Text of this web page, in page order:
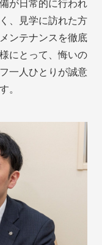
が日常的に行われ
、見学に訪れた方
ンテナンスを徹底
にとって、悔いの
一人ひとりが誠意
。